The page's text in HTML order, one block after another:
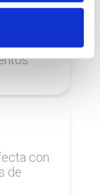
peques
con
de